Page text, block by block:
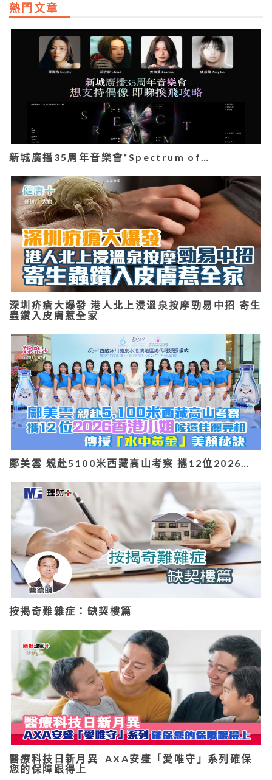
熱門文章
新城廣播35周年音樂會“Spectrum of…
深圳疥瘡大爆發 港人北上浸溫泉按摩勁易中招 寄生
蟲鑽入皮膚惹全家
鄺美雲 親赴5100米西藏高山考察 攜12位2026…
按揭奇難雜症：缺契樓篇
醫療科技日新月異 AXA安盛「愛唯守」系列確保
您的保障跟得上